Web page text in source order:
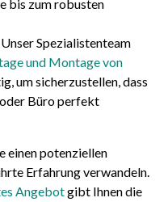
bis zum robusten
Unser Spezialistenteam
und Montage von
um sicherzustellen, dass
oder Büro perfekt
einen potenziellen
Erfahrung verwandeln.
Angebotgibt Ihnen die